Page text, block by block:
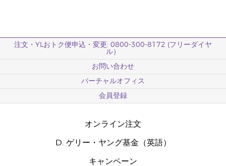
注文・YLおトク便申込・変更: 0800-300-8172 (フリーダイヤ
ル）
お問い合わせ
バーチャルオフィス
会員登録
オンライン注文
D. ゲリー・ヤング基金（英語）
キャンペーン